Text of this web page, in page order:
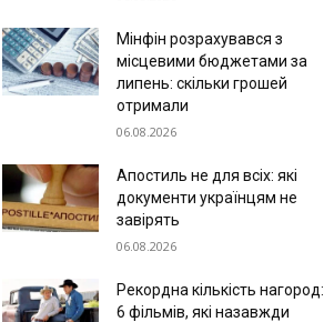
Мінфін розрахувався з
місцевими бюджетами за
липень: скільки грошей
отримали
06.08.2026
Апостиль не для всіх: які
документи українцям не
завірять
06.08.2026
Рекордна кількість нагород:
6 фільмів, які назавжди